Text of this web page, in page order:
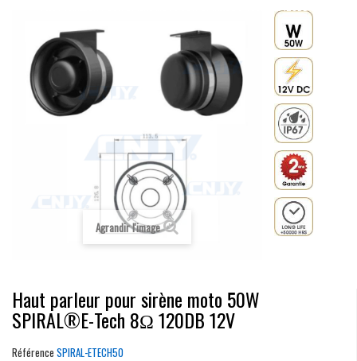
Agrandir l'image
Haut parleur pour sirène moto 50W
SPIRAL®E-Tech 8Ω 120DB 12V
Référence SPIRAL-ETECH50